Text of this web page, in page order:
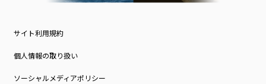
サイト利用規約
個人情報の取り扱い
ソーシャルメディアポリシー